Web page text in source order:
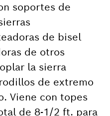
soportes de
de bisel
de otros
la sierra
de extremo
Viene con topes
de 8-1/2 ft. para